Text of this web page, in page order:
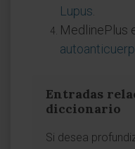
Lupus
MedlinePlus
Entradas
diccionario
Si desea